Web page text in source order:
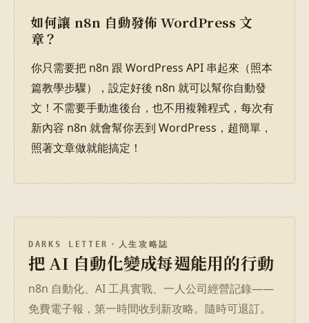
如何讓 n8n 自動發佈 WordPress 文
章？
你只需要把 n8n 跟 WordPress API 串起來（照本
篇教學步驟），設定好後 n8n 就可以幫你自動發
文！不需要手動進後台，也不用複雜程式，每次有
新內容 n8n 就會幫你丟到 WordPress，超簡單，
照著文章做就能搞定！
DARKS LETTER・人生攻略誌
把 AI 自動化變成每週能用的行動
n8n 自動化、AI 工具實戰、一人公司經營記錄——
免費電子報，第一時間收到新攻略。隨時可退訂。